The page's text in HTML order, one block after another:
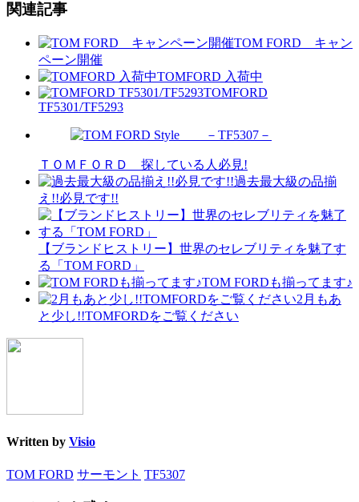
関連記事
TOM FORD キャン
ペーン開催
TOMFORD 入荷中
TOMFORD
TF5301/TF5293
ＴＯＭＦＯＲＤ 探している人必見!
過去最大級の品揃
え!!必見です!!
【ブランドヒストリー】世界のセレブリティを魅了す
る「TOM FORD」
TOM FORDも揃ってます♪
2月もあ
と少し!!TOMFORDをご覧ください
Written by Visio
TOM FORD サーモント TF5307